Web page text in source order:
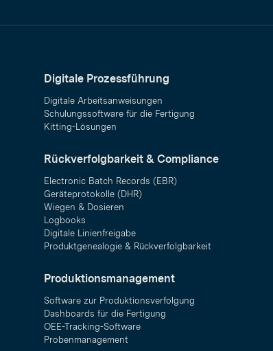
Digitale Prozessführung
Digitale Arbeitsanweisungen
Schulungssoftware für die Fertigung
Kitting-Lösungen
Rückverfolgbarkeit & Compliance
Electronic Batch Records (EBR)
Geräteprotokolle (DHR)
Wiegen & Dosieren
Logbooks
Digitale Linienfreigabe
Produktgenealogie & Rückverfolgbarkeit
Produktionsmanagement
Software zur Produktionsverfolgung
Dashboards für die Fertigung
OEE-Tracking-Software
Probenmanagement